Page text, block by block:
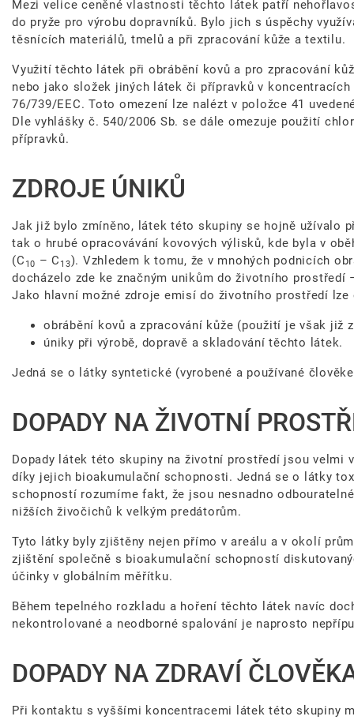
Mezi velice ceněné vlastnosti těchto látek patří
do pryže pro výrobu dopravníků. Bylo jich s úspěchy
těsnících materiálů, tmelů a při zpracování kůže a textilu.
Využití těchto látek při obrábění kovů a pro zpracování
nebo jako složek jiných látek či přípravků v
76/739/EEC. Toto omezení lze nalézt v položce 41
Dle vyhlášky č. 540/2006 Sb. se dále omezuje použití
přípravků.
ZDROJE ÚNIKŮ
Jak již bylo zmíněno, látek této skupiny se hojně užívalo
tak o hrubé opracovávání kovových výlisků, kde byla v
(C 10 – C 13). Vzhledem k tomu, že v mnohých podnicích
docházelo zde ke značným unikům do životního
Jako hlavní možné zdroje emisí do životního prostředí lze
obrábění kovů a zpracování kůže (použití je však již
úniky při výrobě, dopravě a skladování těchto látek.
Jedná se o látky syntetické (vyrobené a používané
DOPADY NA ŽIVOTNÍ
Dopady látek této skupiny na životní prostředí jsou velmi
díky jejich bioakumulační schopnosti. Jedná se o látky
schopností rozumíme fakt, že jsou nesnadno
nižších živočichů k velkým predátorům.
Tyto látky byly zjištěny nejen přímo v areálu a v okolí
zjištění společně s bioakumulační schopností
účinky v globálním měřítku.
Během tepelného rozkladu a hoření těchto látek navíc
nekontrolované a neodborné spalování je naprosto
DOPADY NA ZDRAVÍ
Při kontaktu s vyššími koncentracemi látek této skupiny